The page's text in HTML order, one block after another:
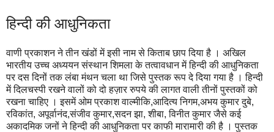
हिन्दी की आधुनिकता
वाणी प्रकाशन ने तीन खंडों में इसी नाम से किताब छाप दिया है । अखिल
भारतीय उच्च अध्ययन संस्थान शिमला के तत्वावधान में हिन्दी की आधुनिकता
पर दस दिनों तक लंबा मंथन चला था जिसे पुस्तक रूप दे दिया गया है । हिन्दी
में दिलचस्पी रखने वालों को दो हज़ार रुपये की लागत वाली तीनों पुस्तकों को
रखना चाहिए । इसमें ओम प्रकाश वाल्मीकि,आदित्य निगम,अभय कुमार दुबे,
रविकांत, अपूर्वानंद,संजीव कुमार,सदन झा, शीबा, विनीत कुमार जैसे कई
अकादमिक जनों ने हिन्दी की आधुनिकता पर काफी मारामारी की है । पुस्तक